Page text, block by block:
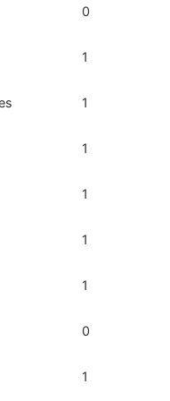
0
1
1
1
1
1
1
0
1